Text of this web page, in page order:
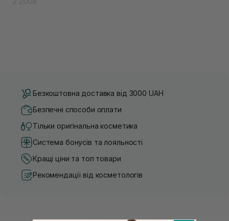
Безкоштовна доставка від 3000 UAH
Безпечні способи оплати
Тільки оригінальна косметика
Система бонусів та лояльності
Кращі ціни та топ товари
Рекомендації від косметологів